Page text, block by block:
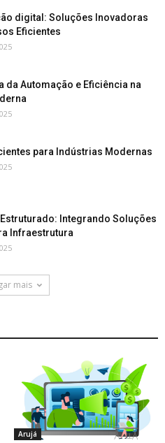
digital: Soluções Inovadoras
Eficientes
da Automação e Eficiência na
para Indústrias Modernas
Integrando Soluções
Infraestrutura
mais
Arujá